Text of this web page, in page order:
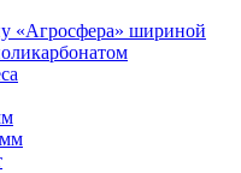
«Агросфера» шириной